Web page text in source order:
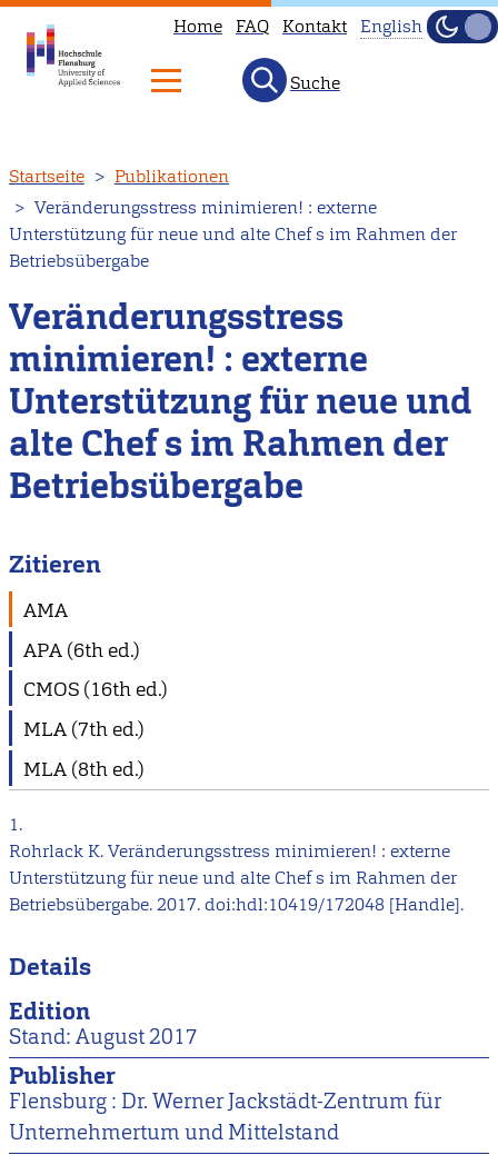
zum
Inhalt
Home FAQ Kontakt
in
English
main
page
English
Hell
Suche
Startseite
Publikationen
Veränderungsstress minimieren! : externe
Unterstützung für neue und alte Chef s im Rahmen der
Betriebsübergabe
Veränderungsstress
minimieren! : externe
Unterstützung für neue und
alte Chef s im Rahmen der
Betriebsübergabe
Zitieren
AMA
APA (6th ed.)
CMOS (16th ed.)
MLA (7th ed.)
MLA (8th ed.)
1.
Rohrlack K. Veränderungsstress minimieren! : externe
Unterstützung für neue und alte Chef s im Rahmen der
Betriebsübergabe. 2017. doi:hdl:10419/172048 [Handle].
Details
Edition
Stand: August 2017
Publisher
Flensburg : Dr. Werner Jackstädt-Zentrum für
Unternehmertum und Mittelstand